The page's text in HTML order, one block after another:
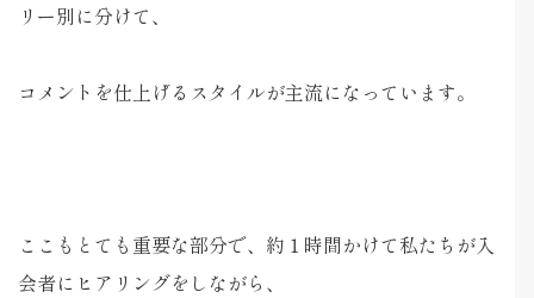
リー別に分けて、
コメントを仕上げるスタイルが主流になっています。
ここもとても重要な部分で、約１時間かけて私たちが入
会者にヒアリングをしながら、